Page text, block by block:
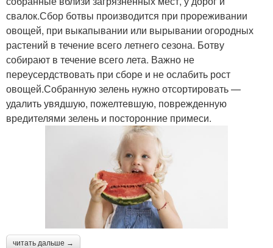
свалок.Сбор ботвы производится при прореживании
овощей, при выкапывании или вырывании огородных
растений в течение всего летнего сезона. Ботву
собирают в течение всего лета. Важно не
переусердствовать при сборе и не ослабить рост
овощей.Собранную зелень нужно отсортировать —
удалить увядшую, пожелтевшую, поврежденную
вредителями зелень и посторонние примеси.
читать дальше →